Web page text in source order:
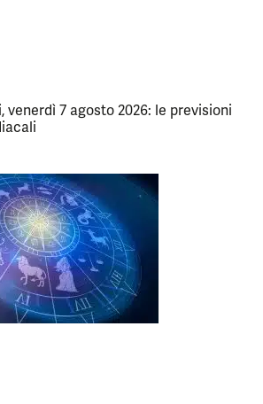
venerdì 7 agosto 2026: le previsioni